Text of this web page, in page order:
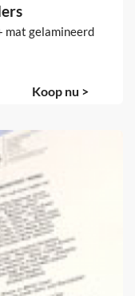
mat gelamineerd
Koop nu >